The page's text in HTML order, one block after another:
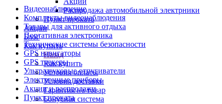
Распродажа автомобильной электрники
Пункт проката
Акции
Блог
Как купить
Назад
Как купить
Условия оплаты
Условия доставки
Гарантия на товар
Бонусная система
Видеонаблюдение
Комплекты видеонаблюдения
Товары для активного отдыха
Портативная электроника
Технические системы безопасности
GPS навигаторы
GPS трекеры
Ультразвуковые отпугиватели
Электронные приборы
Акции и распродажи
Пункт проката